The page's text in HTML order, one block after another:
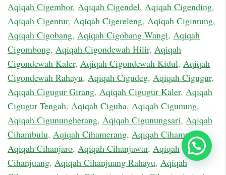
Aqiqah Cigembor, Aqiqah Cigendel, Aqiqah Cigending,
Aqiqah Cigentur, Aqiqah Cigereleng, Aqiqah Cigintung,
Aqiqah Cigobang, Aqiqah Cigobang Wangi, Aqiqah
Cigombong, Aqiqah Cigondewah Hilir, Aqiqah
Cigondewah Kaler, Aqiqah Cigondewah Kidul, Aqiqah
Cigondewah Rahayu, Aqiqah Cigudeg, Aqiqah Cigugur,
Aqiqah Cigugur Girang, Aqiqah Cigugur Kaler, Aqiqah
Cigugur Tengah, Aqiqah Ciguha, Aqiqah Cigunung,
Aqiqah Cigunungherang, Aqiqah Cigunungsari, Aqiqah
Cihambulu, Aqiqah Cihamerang, Aqiqah Cihampelas,
Aqiqah Cihanjaro, Aqiqah Cihanjawar, Aqiqah
Cihanjuang, Aqiqah Cihanjuang Rahayu, Aqiqah